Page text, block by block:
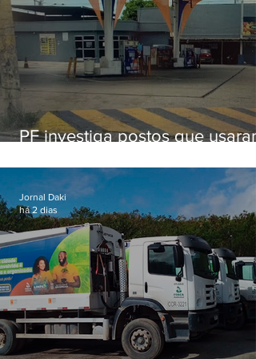
PF investiga postos que usaram
secretário morto em 2020
Jornal Daki
há 2 dias